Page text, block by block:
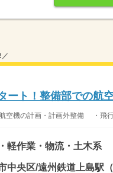
／
ート！整備部での航
空機の計画・計画外整備 ・飛
軽作業・物流・土木系
中央区/遠州鉄道上島駅（